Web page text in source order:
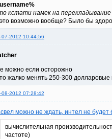
кстати намек на
возможно вообще? Было бы
07-2012 10:44:56
можно если осторожно
жалко менять 250-300 долларовые
08-2012 07:28:42
можно не ждать, интел не будет
вычислительная
частоте)